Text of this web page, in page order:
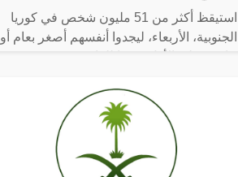
استيقظ أكثر من 51 مليون شخص في كوريا
الجنوبية، الأربعاء، ليجدوا أنفسهم أصغر بعام أو